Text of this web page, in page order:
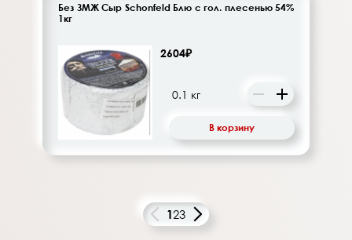
Без ЗМЖ Сыр Schonfeld Блю с гол. плесенью 54%
1кг
2604₽
В корзину
123